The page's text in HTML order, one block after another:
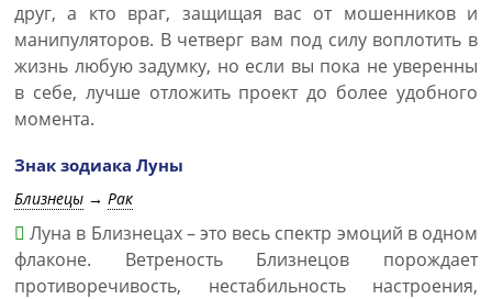
друг, а кто враг, защищая вас от мошенников и
манипуляторов. В четверг вам под силу воплотить в
жизнь любую задумку, но если вы пока не уверенны
в себе, лучше отложить проект до более удобного
момента.
Знак зодиака Луны
Близнецы → Рак
Луна в Близнецах – это весь спектр эмоций в одном
флаконе. Ветреность Близнецов порождает
противоречивость, нестабильность настроения,